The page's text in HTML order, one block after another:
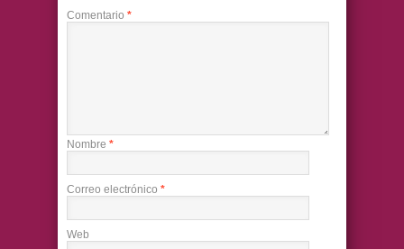
Comentario *
Nombre *
Correo electrónico *
Web